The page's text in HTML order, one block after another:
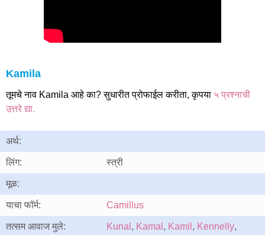
Kamila
तूमचे नाव Kamila आहे का? सुधारीत प्रोफाईल करीता, कृपया ५ प्रश्नाची
उत्तरे द्या.
अर्थ:
लिंग: स्त्री
मूळ:
याचा फॉर्म: Camillus
तत्सम आवाज मुले: Kunal , Kamal , Kamil , Kennelly,